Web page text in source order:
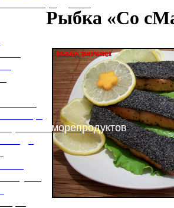
рыбы и морепродуктов
Рыбка «Со